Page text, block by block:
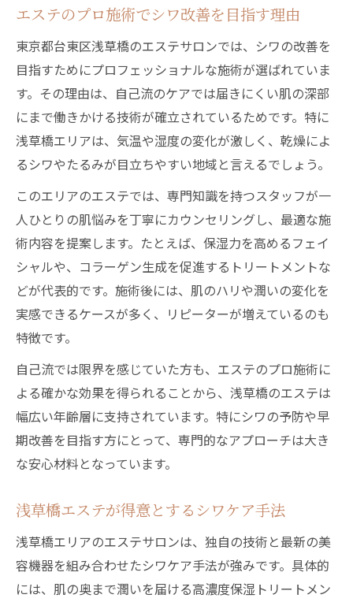
エステのプロ施術でシワ改善を目指す理由
東京都台東区浅草橋のエステサロンでは、シワの改善を
目指すためにプロフェッショナルな施術が選ばれていま
す。その理由は、自己流のケアでは届きにくい肌の深部
にまで働きかける技術が確立されているためです。特に
浅草橋エリアは、気温や湿度の変化が激しく、乾燥によ
るシワやたるみが目立ちやすい地域と言えるでしょう。
このエリアのエステでは、専門知識を持つスタッフが一
人ひとりの肌悩みを丁寧にカウンセリングし、最適な施
術内容を提案します。たとえば、保湿力を高めるフェイ
シャルや、コラーゲン生成を促進するトリートメントな
どが代表的です。施術後には、肌のハリや潤いの変化を
実感できるケースが多く、リピーターが増えているのも
特徴です。
自己流では限界を感じていた方も、エステのプロ施術に
よる確かな効果を得られることから、浅草橋のエステは
幅広い年齢層に支持されています。特にシワの予防や早
期改善を目指す方にとって、専門的なアプローチは大き
な安心材料となっています。
浅草橋エステが得意とするシワケア手法
浅草橋エリアのエステサロンは、独自の技術と最新の美
容機器を組み合わせたシワケア手法が強みです。具体的
には、肌の奥まで潤いを届ける高濃度保湿トリートメン